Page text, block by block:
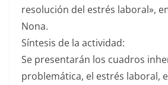
resolución del estrés laboral»,
Nona.
Síntesis de la actividad:
Se presentarán los cuadros
problemática, el estrés laboral,